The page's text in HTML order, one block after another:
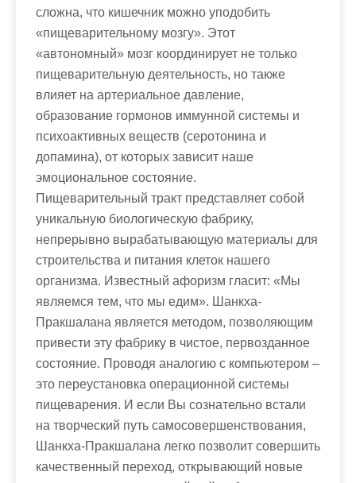
сложна, что кишечник можно уподобить
«пищеварительному мозгу». Этот
«автономный» мозг координирует не только
пищеварительную деятельность, но также
влияет на артериальное давление,
образование гормонов иммунной системы и
психоактивных веществ (серотонина и
допамина), от которых зависит наше
эмоциональное состояние.
Пищеварительный тракт представляет собой
уникальную биологическую фабрику,
непрерывно вырабатывающую материалы для
строительства и питания клеток нашего
организма. Известный афоризм гласит: «Мы
являемся тем, что мы едим». Шанкха-
Пракшалана является методом, позволяющим
привести эту фабрику в чистое, первозданное
состояние. Проводя аналогию с компьютером –
это переустановка операционной системы
пищеварения. И если Вы сознательно встали
на творческий путь самосовершенствования,
Шанкха-Пракшалана легко позволит совершить
качественный переход, открывающий новые